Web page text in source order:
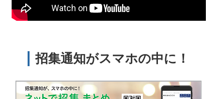
招集通知がスマホの中に！